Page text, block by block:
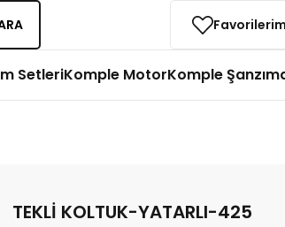
Favorilerim
SetleriKomple MotorKomple
TEKLİ KOLTUK-YATARLI-425